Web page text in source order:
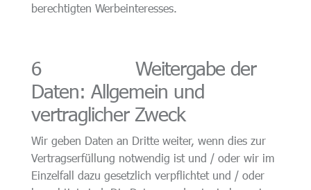
berechtigten Werbeinteresses.
6 Weitergabe der
Daten: Allgemein und
vertraglicher Zweck
Wir geben Daten an Dritte weiter, wenn dies zur
Vertragserfüllung notwendig ist und / oder wir im
Einzelfall dazu gesetzlich verpflichtet und / oder